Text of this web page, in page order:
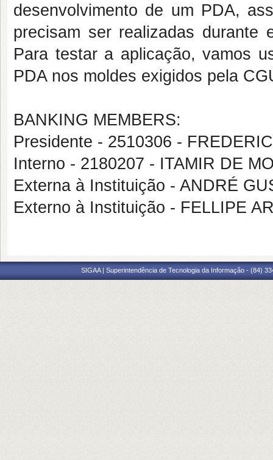
desenvolvimento de um PDA,
precisam ser realizadas durante
Para testar a aplicação, vamos
PDA nos moldes exigidos pela
BANKING MEMBERS:
Presidente - 2510306 -
Interno - 2180207 - ITAMIR DE
Externa à Instituição - ANDRÉ
Externo à Instituição - FELLIPE
SIGAA | Superintendência de Tecnologia da Informação - (84)